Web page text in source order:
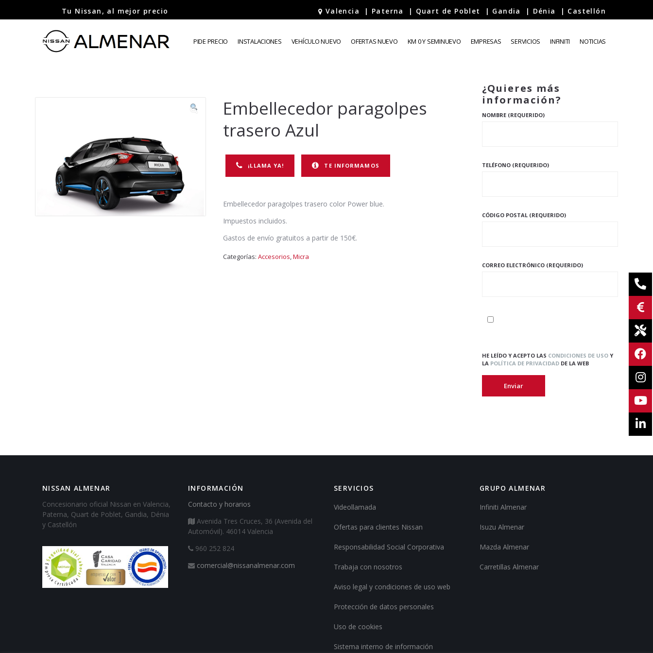
Tu Nissan, al mejor precio Valencia | Paterna | Quart de Poblet | Gandia | Dénia | Castellón
PIDE PRECIO INSTALACIONES VEHÍCULO NUEVO OFERTAS NUEVO KM 0 Y SEMINUEVO EMPRESAS SERVICIOS INFINITI NOTICIAS
Embellecedor paragolpes
trasero Azul
¡LLAMA YA! TE INFORMAMOS
Embellecedor paragolpes trasero color Power blue.
Impuestos incluidos.
Gastos de envío gratuitos a partir de 150€.
Categorías:Accesorios,Micra
¿Quieres más
información?
NOMBRE (REQUERIDO)
TELÉFONO (REQUERIDO)
CÓDIGO POSTAL (REQUERIDO)
CORREO ELECTRÓNICO (REQUERIDO)
HE LEÍDO Y ACEPTO LAS CONDICIONES DE USO Y
LA POLÍTICA DE PRIVACIDAD DE LA WEB
NISSAN ALMENAR
Concesionario oficial Nissan en Valencia,
Paterna, Quart de Poblet, Gandia, Dénia
y Castellón
INFORMACIÓN
Contacto y horarios
Avenida Tres Cruces, 36 (Avenida del
Automóvil). 46014 Valencia
960 252 824
comercial@nissanalmenar.com
SERVICIOS
Videollamada
Ofertas para clientes Nissan
Responsabilidad Social Corporativa
Trabaja con nosotros
Aviso legal y condiciones de uso web
Protección de datos personales
Uso de cookies
Sistema interno de información
GRUPO ALMENAR
Infiniti Almenar
Isuzu Almenar
Mazda Almenar
Carretillas Almenar